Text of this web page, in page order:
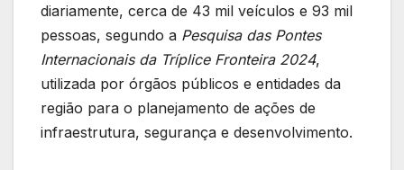
diariamente, cerca de 43 mil veículos e 93 mil
pessoas, segundo a Pesquisa das Pontes
Internacionais da Tríplice Fronteira 2024,
utilizada por órgãos públicos e entidades da
região para o planejamento de ações de
infraestrutura, segurança e desenvolvimento.